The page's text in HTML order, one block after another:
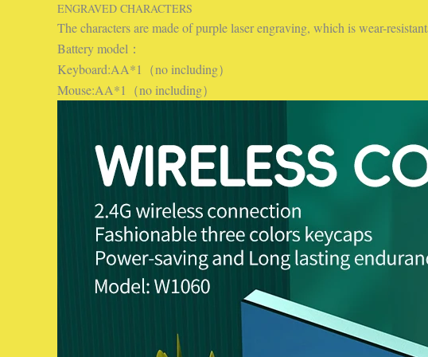
ENGRAVED CHARACTERS
The characters are made of purple laser engraving, which is wear-
Battery model：
Keyboard:AA*1（no including）
Mouse:AA*1（no including）